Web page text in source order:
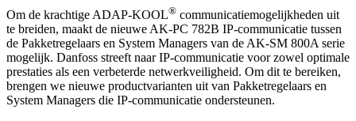
Om de krachtige ADAP-KOOL® communicatiemogelijkheden uit
te breiden, maakt de nieuwe AK-PC 782B IP-communicatie tussen
de Pakketregelaars en System Managers van de AK-SM 800A serie
mogelijk. Danfoss streeft naar IP-communicatie voor zowel optimale
prestaties als een verbeterde netwerkveiligheid. Om dit te bereiken,
brengen we nieuwe productvarianten uit van Pakketregelaars en
System Managers die IP-communicatie ondersteunen.